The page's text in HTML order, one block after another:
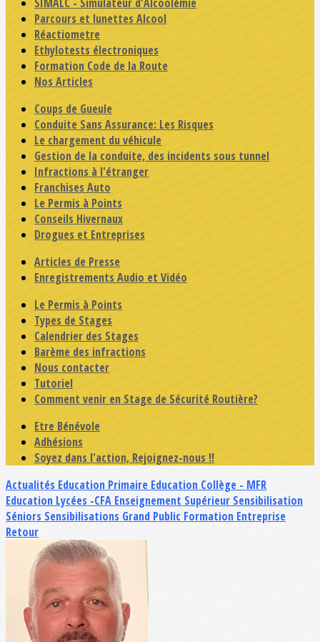
Parcours et lunettes Alcool
Réactiometre
Ethylotests électroniques
Formation Code de la Route
Nos Articles
Coups de Gueule
Conduite Sans Assurance: Les Risques
Le chargement du véhicule
Gestion de la conduite, des incidents sous tunnel
Infractions à l'étranger
Franchises Auto
Le Permis à Points
Conseils Hivernaux
Drogues et Entreprises
Articles de Presse
Enregistrements Audio et Vidéo
Le Permis à Points
Types de Stages
Calendrier des Stages
Barème des infractions
Nous contacter
Tutoriel
Comment venir en Stage de Sécurité Routière?
Etre Bénévole
Adhésions
Soyez dans l'action, Rejoignez-nous !!
Actualités Education Primaire Education Collège - MFR
Education Lycées -CFA Enseignement Supérieur Sensibilisation
Séniors Sensibilisations Grand Public Formation Entreprise
Retour